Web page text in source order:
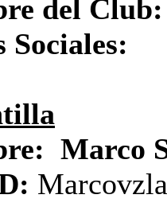
del
Sociales:
Marco